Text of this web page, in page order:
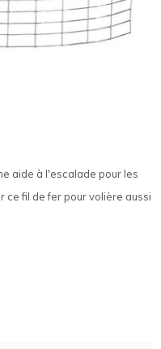
aide à l'escalade pour les
ce fil de fer pour volière aussi